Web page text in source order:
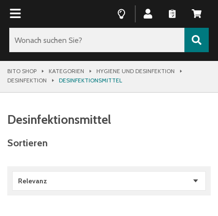
BITO SHOP KATEGORIEN
HYGIENE UND DESINFEKTION
DESINFEKTION
DESINFEKTIONSMITTEL
Desinfektionsmittel
Sortieren
Relevanz